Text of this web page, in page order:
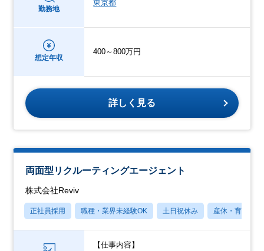
勤務地
東京都
想定年収
400～800万円
詳しく見る
両面型リクルーティングエージェント
株式会社Reviv
正社員採用 職種・業界未経験OK 土日祝休み 産休・育休あり
【仕事内容】